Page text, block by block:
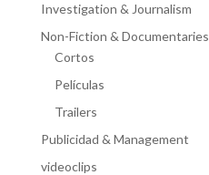
Investigation & Journalism
Non-Fiction & Documentaries
Cortos
Películas
Trailers
Publicidad & Management
videoclips